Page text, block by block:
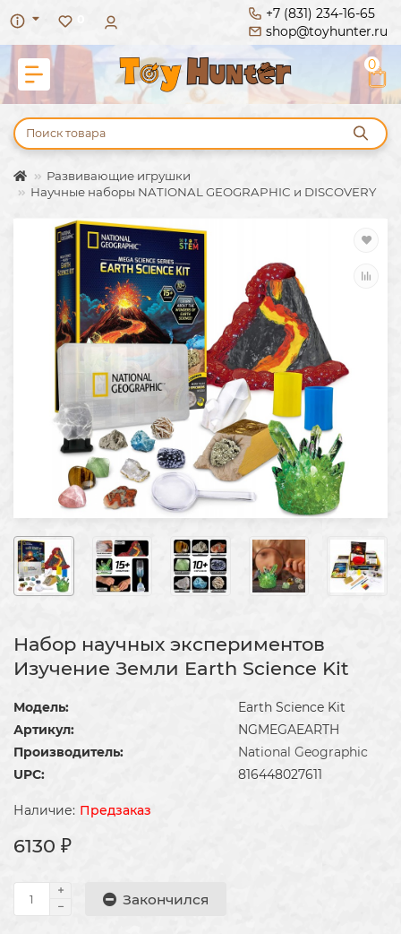
+7 (831) 234-16-65
shop@toyhunter.ru
0
Развивающие игрушки
Научные наборы NATIONAL GEOGRAPHIC и DISCOVERY
Набор научных экспериментов
Изучение Земли Earth Science Kit
Модель:
Earth Science Kit
Артикул:
NGMEGAEARTH
Производитель:
National Geographic
UPC:
816448027611
Предзаказ
6130 ₽
Закончился